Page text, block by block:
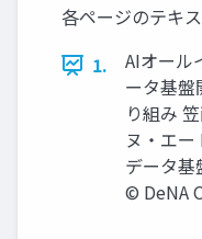
各ページのテキ
1.
AIオール
ータ基
り組み
ヌ・エ
データ基
© DeNA